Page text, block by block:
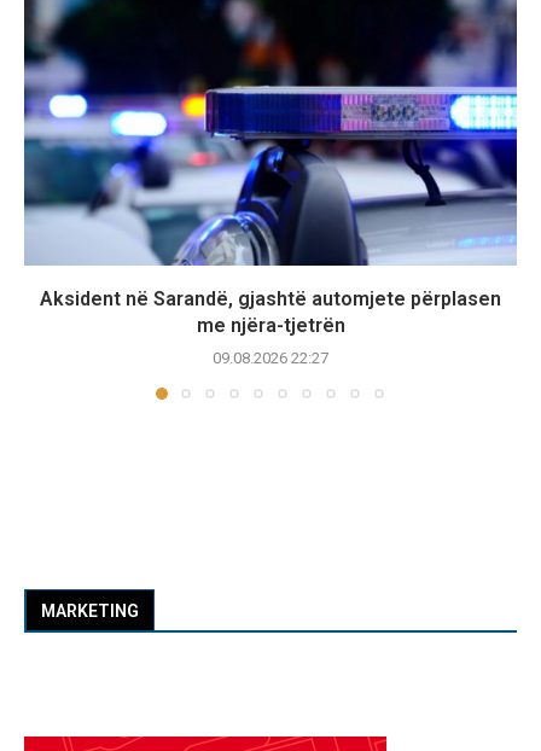
Aksident në Sarandë, gjashtë automjete përplasen
me njëra-tjetrën
09.08.2026 22:27
MARKETING